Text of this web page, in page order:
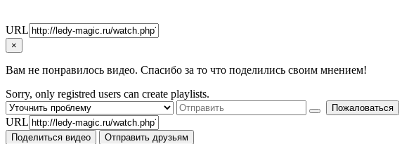
URL
×
Вам не понравилось видео. Спасибо за то что поделились своим мнением!
Sorry, only registred users can create playlists.
Пожаловаться
URL
Поделиться видео Отправить друзьям